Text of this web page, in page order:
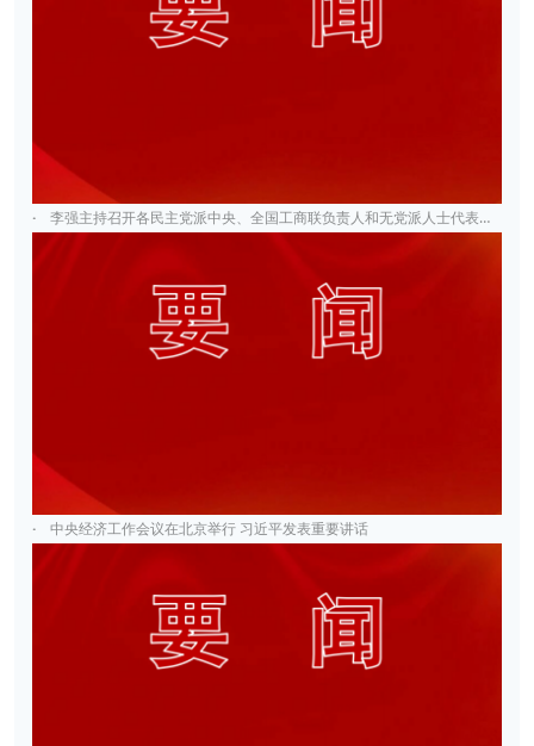
· 李强主持召开各民主党派中央、全国工商联负责人和无党派人士代表座谈会
· 中央经济工作会议在北京举行 习近平发表重要讲话